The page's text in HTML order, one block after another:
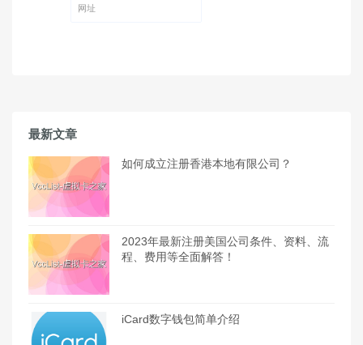
最新文章
如何成立注册香港本地有限公司？
2023年最新注册美国公司条件、资料、流
程、费用等全面解答！
iCard数字钱包简单介绍